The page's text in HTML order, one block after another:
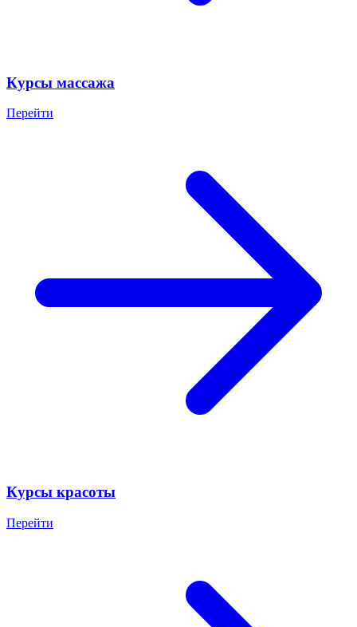
Курсы массажа
Перейти
Курсы красоты
Перейти